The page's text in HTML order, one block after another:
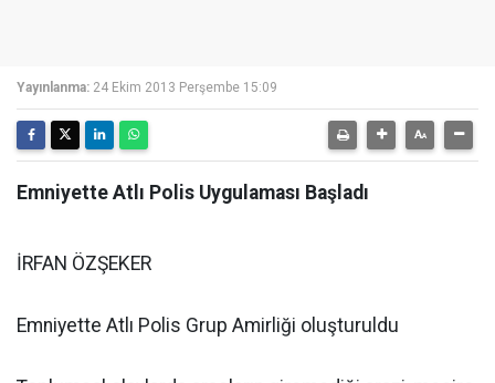
Yayınlanma: 24 Ekim 2013 Perşembe 15:09
Emniyette Atlı Polis Uygulaması Başladı
İRFAN ÖZŞEKER
Emniyette Atlı Polis Grup Amirliği oluşturuldu